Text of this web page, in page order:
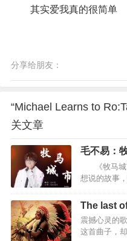
其实爱我真的很简单
分享给朋友：
“Michael Learns to
关文章
毛不易：
《牧马城市》说
想说的故事
逾越的风景
城市》是一
达了许多人
The last
震撼心灵的
这首曲子，